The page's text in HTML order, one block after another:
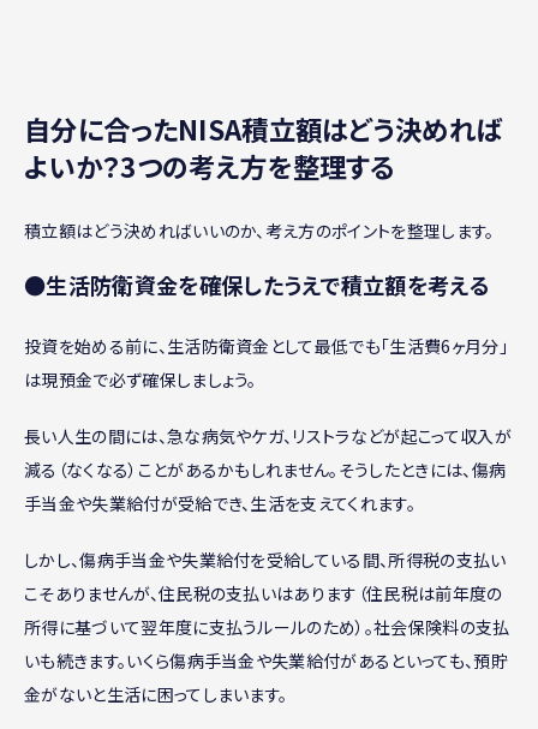
自分に合ったNISA積立額はどう決めれば
よいか？3つの考え方を整理する
積立額はどう決めればいいのか、考え方のポイントを整理します。
●生活防衛資金を確保したうえで積立額を考える
投資を始める前に、生活防衛資金として最低でも「生活費6ヶ月分」
は現預金で必ず確保しましょう。
長い人生の間には、急な病気やケガ、リストラなどが起こって収入が
減る（なくなる）ことがあるかもしれません。そうしたときには、傷病
手当金や失業給付が受給でき、生活を支えてくれます。
しかし、傷病手当金や失業給付を受給している間、所得税の支払い
こそありませんが、住民税の支払いはあります（住民税は前年度の
所得に基づいて翌年度に支払うルールのため）。社会保険料の支払
いも続きます。いくら傷病手当金や失業給付があるといっても、預貯
金がないと生活に困ってしまいます。